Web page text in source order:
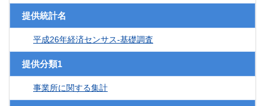
提供統計名
平成26年経済センサス‐基礎調査
提供分類1
事業所に関する集計